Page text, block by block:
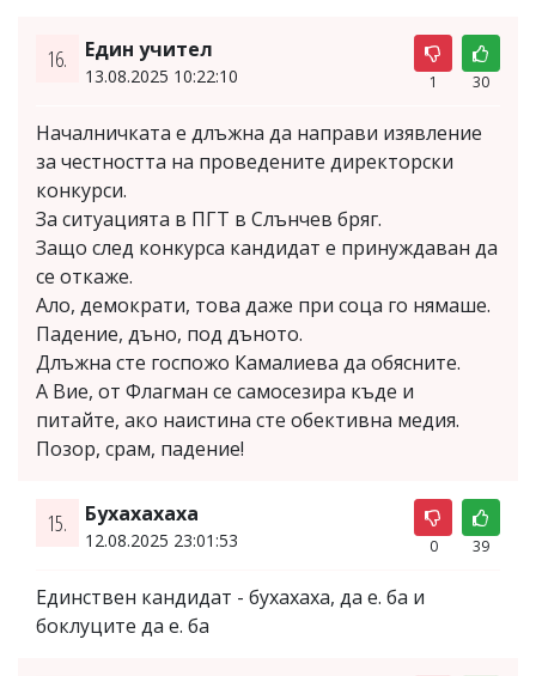
16. Един учител
13.08.2025 10:22:10 1 30
Началничката е длъжна да направи изявление
за честността на проведените директорски
конкурси.
За ситуацията в ПГТ в Слънчев бряг.
Защо след конкурса кандидат е принуждаван да
се откаже.
Ало, демократи, това даже при соца го нямаше.
Падение, дъно, под дъното.
Длъжна сте госпожо Камалиева да обясните.
А Вие, от Флагман се самосезира къде и
питайте, ако наистина сте обективна медия.
Позор, срам, падение!
15. Бухахахаха
12.08.2025 23:01:53 0 39
Единствен кандидат - бухахаха, да е. ба и
боклуците да е. ба